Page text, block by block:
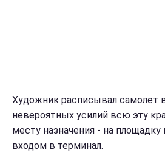
Художник расписывал самолет
невероятных усилий всю эту
месту назначения - на
входом в терминал.